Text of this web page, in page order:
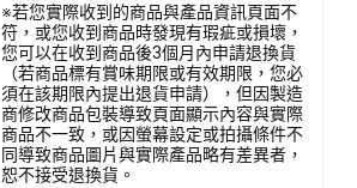
※若您實際收到的商品與產品資訊頁面不
符，或您收到商品時發現有瑕疵或損壞，
您可以在收到商品後3個月內申請退換貨
（若商品標有賞味期限或有效期限，您必
須在該期限內提出退貨申請），但因製造
商修改商品包裝導致頁面顯示內容與實際
商品不一致，或因螢幕設定或拍攝條件不
同導致商品圖片與實際產品略有差異者，
恕不接受退換貨。